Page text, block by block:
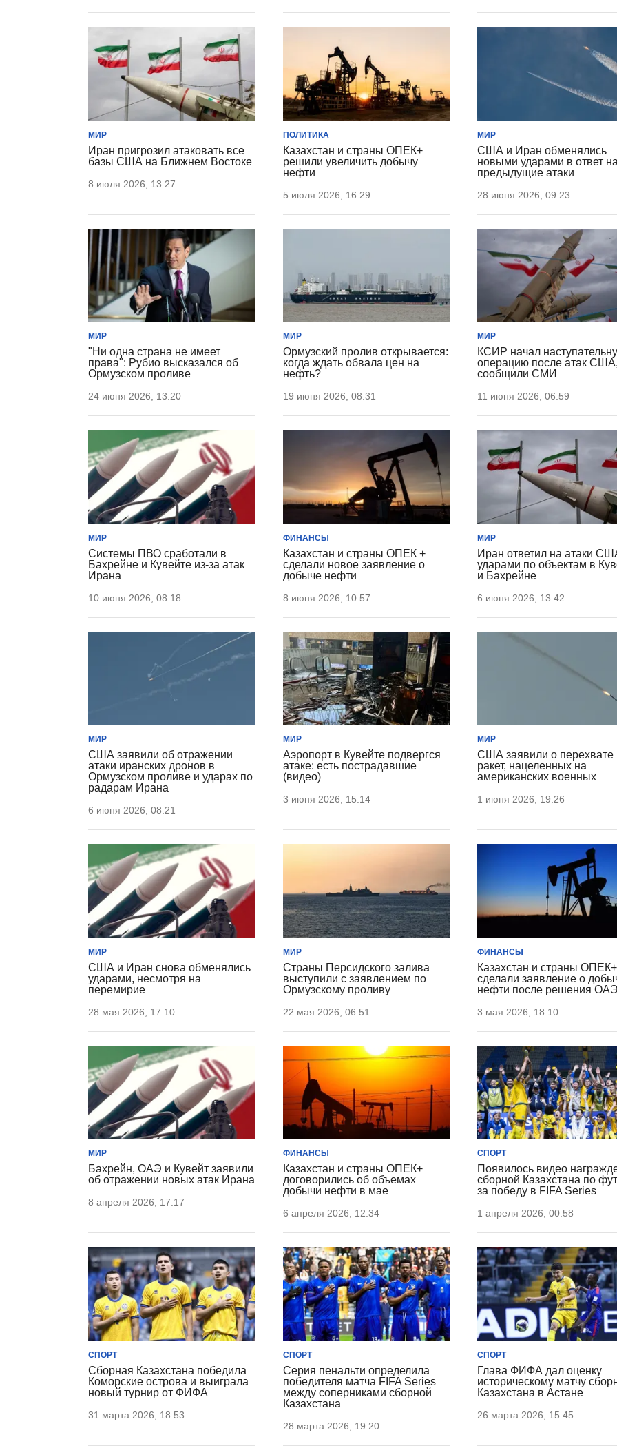
МИР
Иран пригрозил атаковать все
базы США на Ближнем Востоке
8 июля 2026, 13:27
ПОЛИТИКА
Казахстан и страны ОПЕК+
решили увеличить добычу
нефти
5 июля 2026, 16:29
МИР
США и Иран обменялись
новыми ударами в ответ
предыдущие атаки
28 июня 2026, 09:23
МИР
"Ни одна страна не имеет
права": Рубио высказался об
Ормузском проливе
24 июня 2026, 13:20
МИР
Ормузский пролив открывается:
когда ждать обвала цен на
нефть?
19 июня 2026, 08:31
МИР
КСИР начал
операцию после атак
сообщили СМИ
11 июня 2026, 06:59
МИР
Системы ПВО сработали в
Бахрейне и Кувейте из-за атак
Ирана
10 июня 2026, 08:18
ФИНАНСЫ
Казахстан и страны ОПЕК +
сделали новое заявление о
добыче нефти
8 июня 2026, 10:57
МИР
Иран ответил на атаки
ударами по объектам в
и Бахрейне
6 июня 2026, 13:42
МИР
США заявили об отражении
атаки иранских дронов в
Ормузском проливе и ударах по
радарам Ирана
6 июня 2026, 08:21
МИР
Аэропорт в Кувейте подвергся
атаке: есть пострадавшие
(видео)
3 июня 2026, 15:14
МИР
США заявили о перехвате
ракет, нацеленных на
американских военных
1 июня 2026, 19:26
МИР
США и Иран снова обменялись
ударами, несмотря на
перемирие
28 мая 2026, 17:10
МИР
Страны Персидского залива
выступили с заявлением по
Ормузскому проливу
22 мая 2026, 06:51
ФИНАНСЫ
Казахстан и страны ОПЕК+
сделали заявление о
нефти после решения
3 мая 2026, 18:10
МИР
Бахрейн, ОАЭ и Кувейт заявили
об отражении новых атак Ирана
8 апреля 2026, 17:17
ФИНАНСЫ
Казахстан и страны ОПЕК+
договорились об объемах
добычи нефти в мае
6 апреля 2026, 12:34
СПОРТ
Появилось видео
сборной Казахстана по
за победу в FIFA Series
1 апреля 2026, 00:58
СПОРТ
Сборная Казахстана победила
Коморские острова и выиграла
новый турнир от ФИФА
31 марта 2026, 18:53
СПОРТ
Серия пенальти определила
победителя матча FIFA Series
между соперниками сборной
Казахстана
28 марта 2026, 19:20
СПОРТ
Глава ФИФА дал оценку
историческому матчу
Казахстана в Астане
26 марта 2026, 15:45